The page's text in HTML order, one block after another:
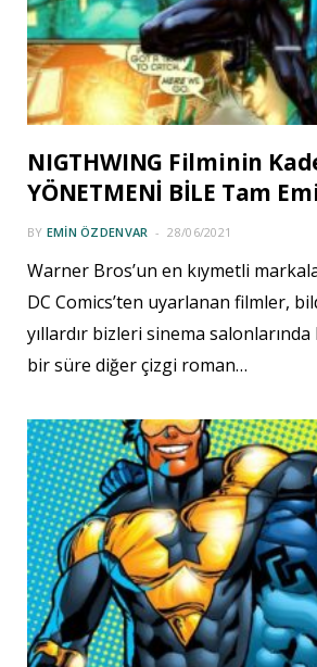
NIGTHWING Filminin
YÖNETMENİ BİLE Tam
BY EMIN ÖZDENVAR 28/06/2021
Warner Bros’un en kıymetli
DC Comics’ten uyarlanan filmler,
yıllardır bizleri sinema salonlarında
bir süre diğer çizgi roman…